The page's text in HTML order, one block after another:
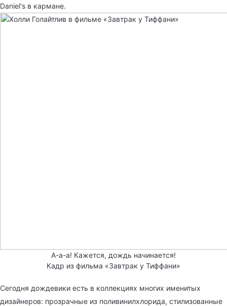
Daniel's в кармане.
А-а-а! Кажется, дождь начинается!
Кадр из фильма «Завтрак у Тиффани»
Сегодня дождевики есть в коллекциях многих именитых
дизайнеров: прозрачные из поливинилхлорида, стилизованные